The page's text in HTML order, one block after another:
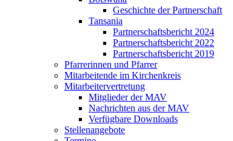
Geschichte der Partnerschaft
Tansania
Partnerschaftsbericht 2024
Partnerschaftsbericht 2022
Partnerschaftsbericht 2019
Pfarrerinnen und Pfarrer
Mitarbeitende im Kirchenkreis
Mitarbeitervertretung
Mitglieder der MAV
Nachrichten aus der MAV
Verfügbare Downloads
Stellenangebote